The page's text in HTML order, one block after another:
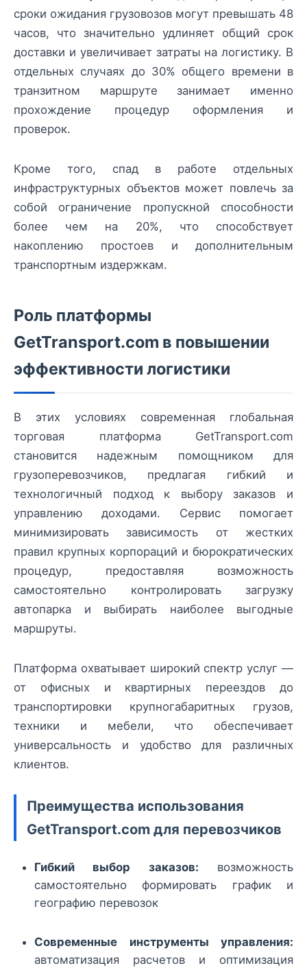
сроки ожидания грузовозов могут превышать 48
часов, что значительно удлиняет общий срок
доставки и увеличивает затраты на логистику. В
отдельных случаях до 30% общего времени в
транзитном маршруте занимает именно
прохождение процедур оформления и
проверок.
Кроме того, спад в работе отдельных
инфраструктурных объектов может повлечь за
собой ограничение пропускной способности
более чем на 20%, что способствует
накоплению простоев и дополнительным
транспортным издержкам.
Роль платформы
GetTransport.com в повышении
эффективности логистики
В этих условиях современная глобальная
торговая платформа GetTransport.com
становится надежным помощником для
грузоперевозчиков, предлагая гибкий и
технологичный подход к выбору заказов и
управлению доходами. Сервис помогает
минимизировать зависимость от жестких
правил крупных корпораций и бюрократических
процедур, предоставляя возможность
самостоятельно контролировать загрузку
автопарка и выбирать наиболее выгодные
маршруты.
Платформа охватывает широкий спектр услуг —
от офисных и квартирных переездов до
транспортировки крупногабаритных грузов,
техники и мебели, что обеспечивает
универсальность и удобство для различных
клиентов.
Преимущества использования
GetTransport.com для перевозчиков
Гибкий выбор заказов: возможность
самостоятельно формировать график и
географию перевозок
Современные инструменты управления:
автоматизация расчетов и оптимизация